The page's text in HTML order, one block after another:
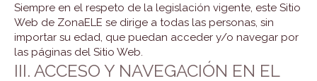
Siempre en el respeto de la legislación vigente, este Sitio
Web de ZonaELE se dirige a todas las personas, sin
importar su edad, que puedan acceder y/o navegar por
las páginas del Sitio Web.
III. ACCESO Y NAVEGACIÓN EN EL